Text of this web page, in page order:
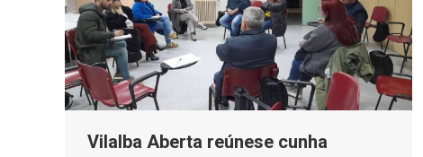
Vilalba Aberta reúnese cunha